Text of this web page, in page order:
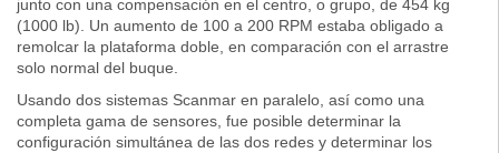
junto con una compensación en el centro, o grupo, de 454 kg
(1000 lb). Un aumento de 100 a 200 RPM estaba obligado a
remolcar la plataforma doble, en comparación con el arrastre
solo normal del buque.
Usando dos sistemas Scanmar en paralelo, así como una
completa gama de sensores, fue posible determinar la
configuración simultánea de las dos redes y determinar los